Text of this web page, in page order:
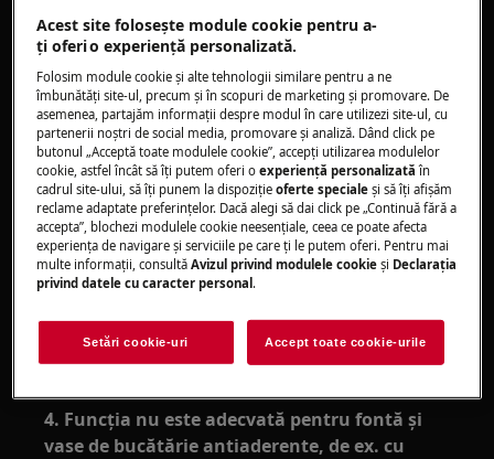
eroare ""F1""
Funcţia SenseBoil® nu funcţionează
Nu pot activa funcţia SenseBoil®
Se aplică la:
Plite cu inducţie cu funcţia SenseBoil®
Rezolvare:
1. Verificaţi dacă suprafaţa plitei este uscată
2. Nu activaţi nicio zonă cu vas gol
3. Cerificaţi dacă vasul ales este compatibil cu
SenseBoil® prin monitorizarea primei sesiuni
4. Funcţia nu este adecvată pentru fontă şi
vase de bucătărie antiaderente, de ex. cu
Acest site folosește module cookie pentru a-
ţi oferi o experienţă personalizată.
Folosim module cookie și alte tehnologii similare pentru a ne
îmbunătăţi site-ul, precum și în scopuri de marketing și promovare. De
asemenea, partajăm informaţii despre modul în care utilizezi site-ul, cu
partenerii noștri de social media, promovare și analiză. Dând click pe
butonul „Acceptă toate modulele cookie”, accepţi utilizarea modulelor
cookie, astfel încât să îţi putem oferi oexperienţă personalizată în
cadrul site-ului, să îţi punem la dispoziţieoferte speciale și să îţi afișăm
reclame adaptate preferinţelor. Dacă alegi să dai click pe „Continuă fără a
accepta”, blochezi modulele cookie neesenţiale, ceea ce poate afecta
experienţa de navigare și serviciile pe care ţi le putem oferi. Pentru mai
multe informaţii, consultăAvizul privind modulele cookie și Declaraţia
privind datele cu caracter personal .
Setări cookie-uri Accept toate cookie-urile